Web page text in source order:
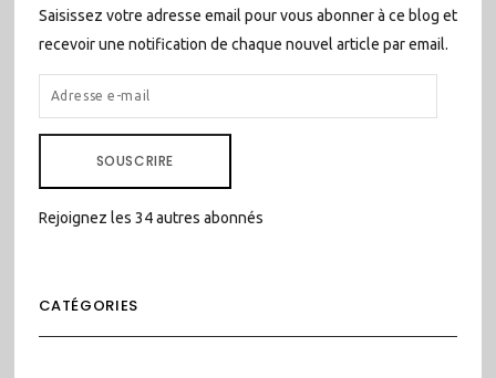
Saisissez votre adresse email pour vous abonner à ce blog et
recevoir une notification de chaque nouvel article par email.
ADRESSE
E-
SOUSCRIRE
Rejoignez les 34 autres abonnés
CATÉGORIES